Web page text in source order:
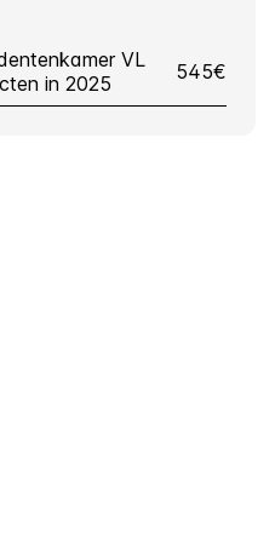
VL
in 2025
545€